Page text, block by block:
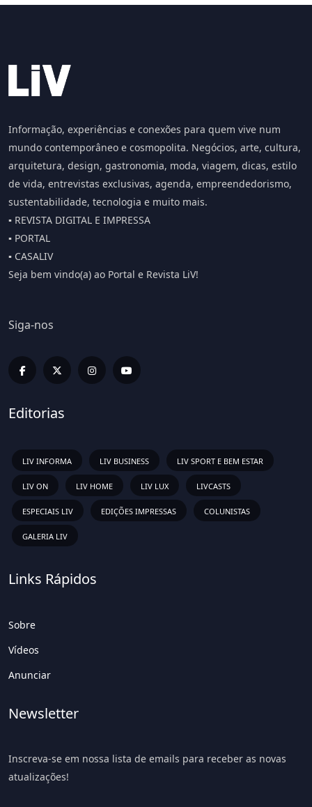
Informação, experiências e conexões para quem vive num
mundo contemporâneo e cosmopolita. Negócios, arte, cultura,
arquitetura, design, gastronomia, moda, viagem, dicas, estilo
de vida, entrevistas exclusivas, agenda, empreendedorismo,
sustentabilidade, tecnologia e muito mais.
▪️ REVISTA DIGITAL E IMPRESSA
▪️ PORTAL
▪️ CASALIV
Seja bem vindo(a) ao Portal e Revista LiV!
Siga-nos
Editorias
LIV INFORMA LIV BUSINESS LIV SPORT E BEM ESTAR
LIV ON LIV HOME LIV LUX LIVCASTS
ESPECIAIS LIV EDIÇÕES IMPRESSAS COLUNISTAS
GALERIA LIV
Links Rápidos
Sobre
Vídeos
Anunciar
Newsletter
Inscreva-se em nossa lista de emails para receber as novas
atualizações!